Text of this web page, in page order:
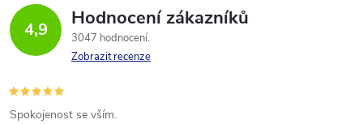
4,9 Hodnocení zákazníků
3047 hodnocení
Zobrazit recenze
Spokojenost se vším.